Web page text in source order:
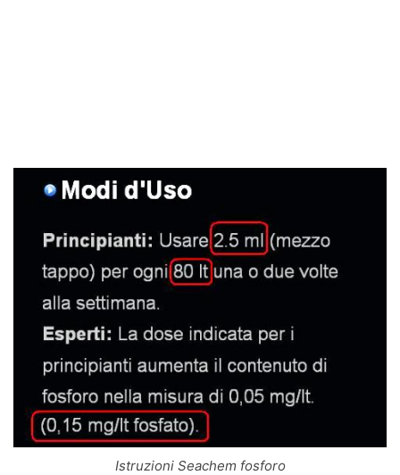
Istruzioni Seachem fosforo